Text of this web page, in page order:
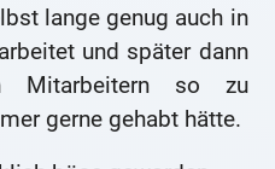
lange genug auch in
und später dann
Mitarbeitern so zu
gerne gehabt hätte.